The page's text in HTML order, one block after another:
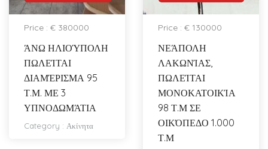
Price : € 380000
ΆΝΩ ΗΛΙΟΎΠΟΛΗ
ΠΩΛΕΊΤΑΙ
ΔΙΑΜΈΡΙΣΜΑ 95
Τ.Μ. ΜΕ 3
ΥΠΝΟΔΩΜΆΤΙΑ
Category : Ακίνητα
Price : € 130000
ΝΕΆΠΟΛΗ
ΛΑΚΩΝΊΑΣ,
ΠΩΛΕΊΤΑΙ
ΜΟΝΟΚΑΤΟΙΚΊΑ
98 Τ.Μ ΣΕ
ΟΙΚΌΠΕΔΟ 1.000
Τ.Μ